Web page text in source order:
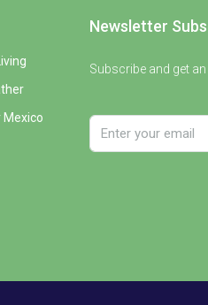
Mexico
Newsletter
Subscribe and get